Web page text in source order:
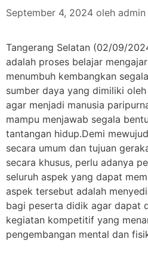
September 4, 2024 oleh admin
Tangerang Selatan (02/09/
adalah proses belajar
menumbuh kembangkan
sumber daya yang dimiliki
agar menjadi manusia
mampu menjawab segala
tantangan hidup.Demi
secara umum dan tujuan
secara khusus, perlu adanya
seluruh aspek yang dapat
aspek tersebut adalah
bagi peserta didik agar dapat
kegiatan kompetitif yang
pengembangan mental dan